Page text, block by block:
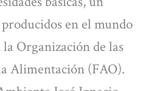
en el mundo
Organización de las
Alimentación (FAO).